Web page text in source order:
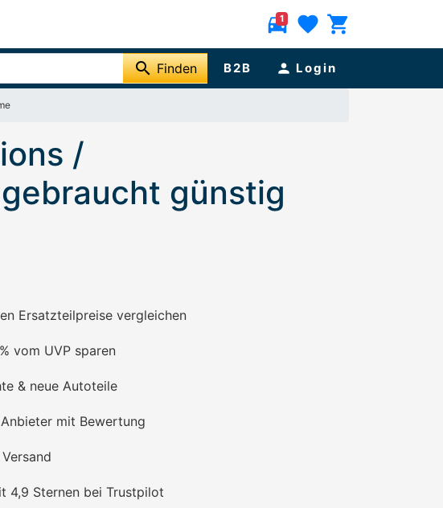
directions_car
1 favorite shopping_cart
search Finden B2B person Login
/
günstig
Ersatzteilpreise vergleichen
vom UVP sparen
& neue Autoteile
mit Bewertung
4,9 Sternen bei Trustpilot